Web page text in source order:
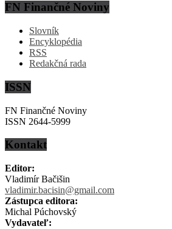
FN Finančné Noviny
Slovník
Encyklopédia
RSS
Redakčná rada
ISSN
FN Finančné Noviny
ISSN 2644-5999
Kontakt
Editor:
Vladimír Bačišin
vladimir.bacisin@gmail.com
Zástupca editora:
Michal Púchovský
Vydavateľ: